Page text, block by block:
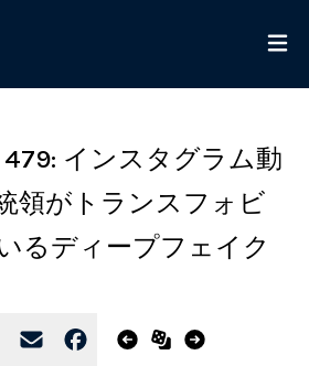
インスタグラム動
領がトランスフォビ
るディープフェイク